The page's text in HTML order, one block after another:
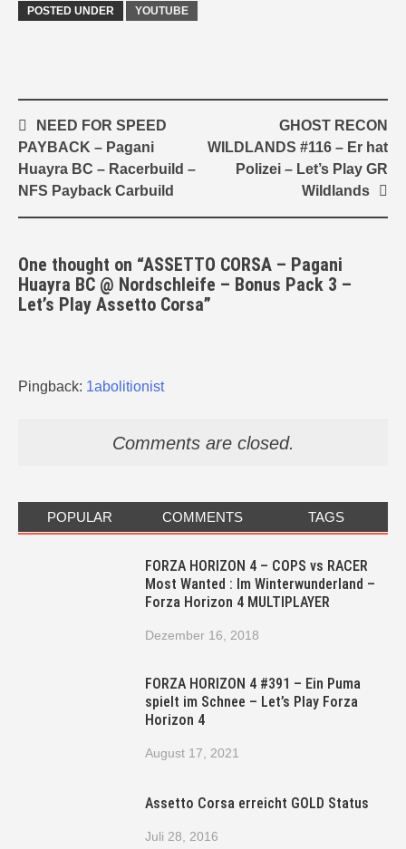
POSTED UNDER YOUTUBE
Post
navigation
NEED FOR SPEED
PAYBACK – Pagani
Huayra BC – Racerbuild –
NFS Payback Carbuild
GHOST RECON
WILDLANDS #116 – Er hat
Polizei – Let’s Play GR
Wildlands
One thought on “ASSETTO CORSA – Pagani
Huayra BC @ Nordschleife – Bonus Pack 3 –
Let’s Play Assetto Corsa”
Pingback: 1abolitionist
Comments are closed.
POPULAR COMMENTS TAGS
FORZA HORIZON 4 – COPS vs RACER
Most Wanted : Im Winterwunderland –
Forza Horizon 4 MULTIPLAYER
Dezember 16, 2018
FORZA HORIZON 4 #391 – Ein Puma
spielt im Schnee – Let’s Play Forza
Horizon 4
August 17, 2021
Assetto Corsa erreicht GOLD Status
Juli 28, 2016